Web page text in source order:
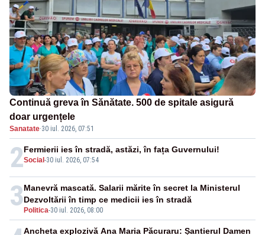
Continuă greva în Sănătate. 500 de spitale asigură
doar urgențele
Sanatate·30 iul. 2026, 07:51
2Social -30 iul. 2026, 07:54
Fermierii ies în stradă, astăzi, în fața Guvernului!
3 Politica-30 iul. 2026, 08:00
Manevră mascată. Salarii mărite în secret la Ministerul
Dezvoltării în timp ce medicii ies în stradă
Ancheta explozivă Ana Maria Păcuraru: Șantierul Damen